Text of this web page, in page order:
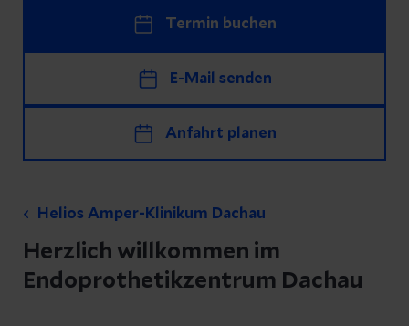
Termin buchen
E-Mail senden
Anfahrt planen
Helios Amper-Klinikum Dachau
Herzlich willkommen im
Endoprothetikzentrum Dachau